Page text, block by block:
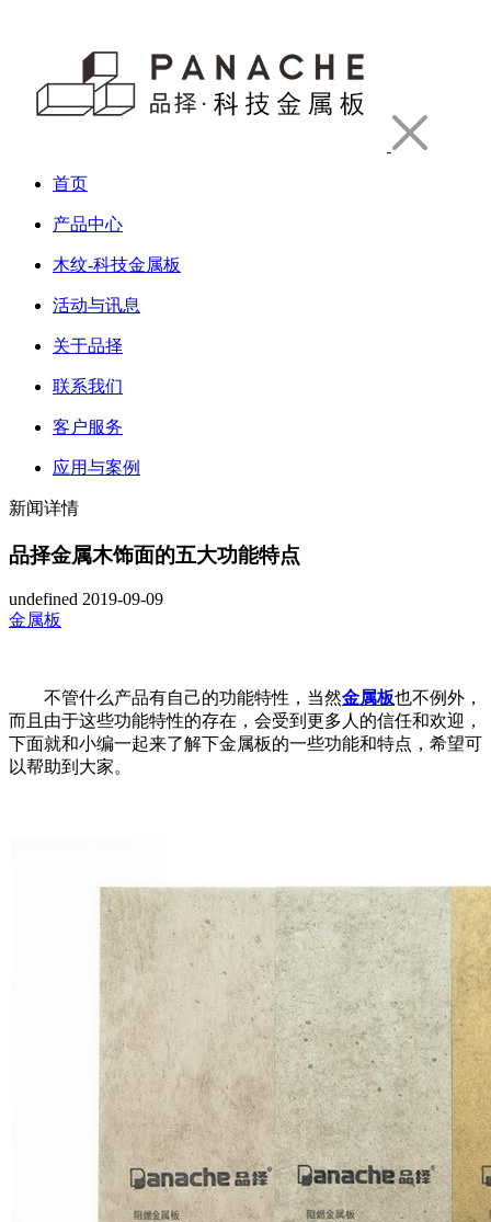
首页
产品中心
木纹-科技金属板
活动与讯息
关于品择
联系我们
客户服务
应用与案例
新闻详情
品择金属木饰面的五大功能特点
undefined 2019-09-09
金属板
不管什么产品有自己的功能特性，当然金属板也不例外，
而且由于这些功能特性的存在，会受到更多人的信任和欢迎，
下面就和小编一起来了解下金属板的一些功能和特点，希望可
以帮助到大家。